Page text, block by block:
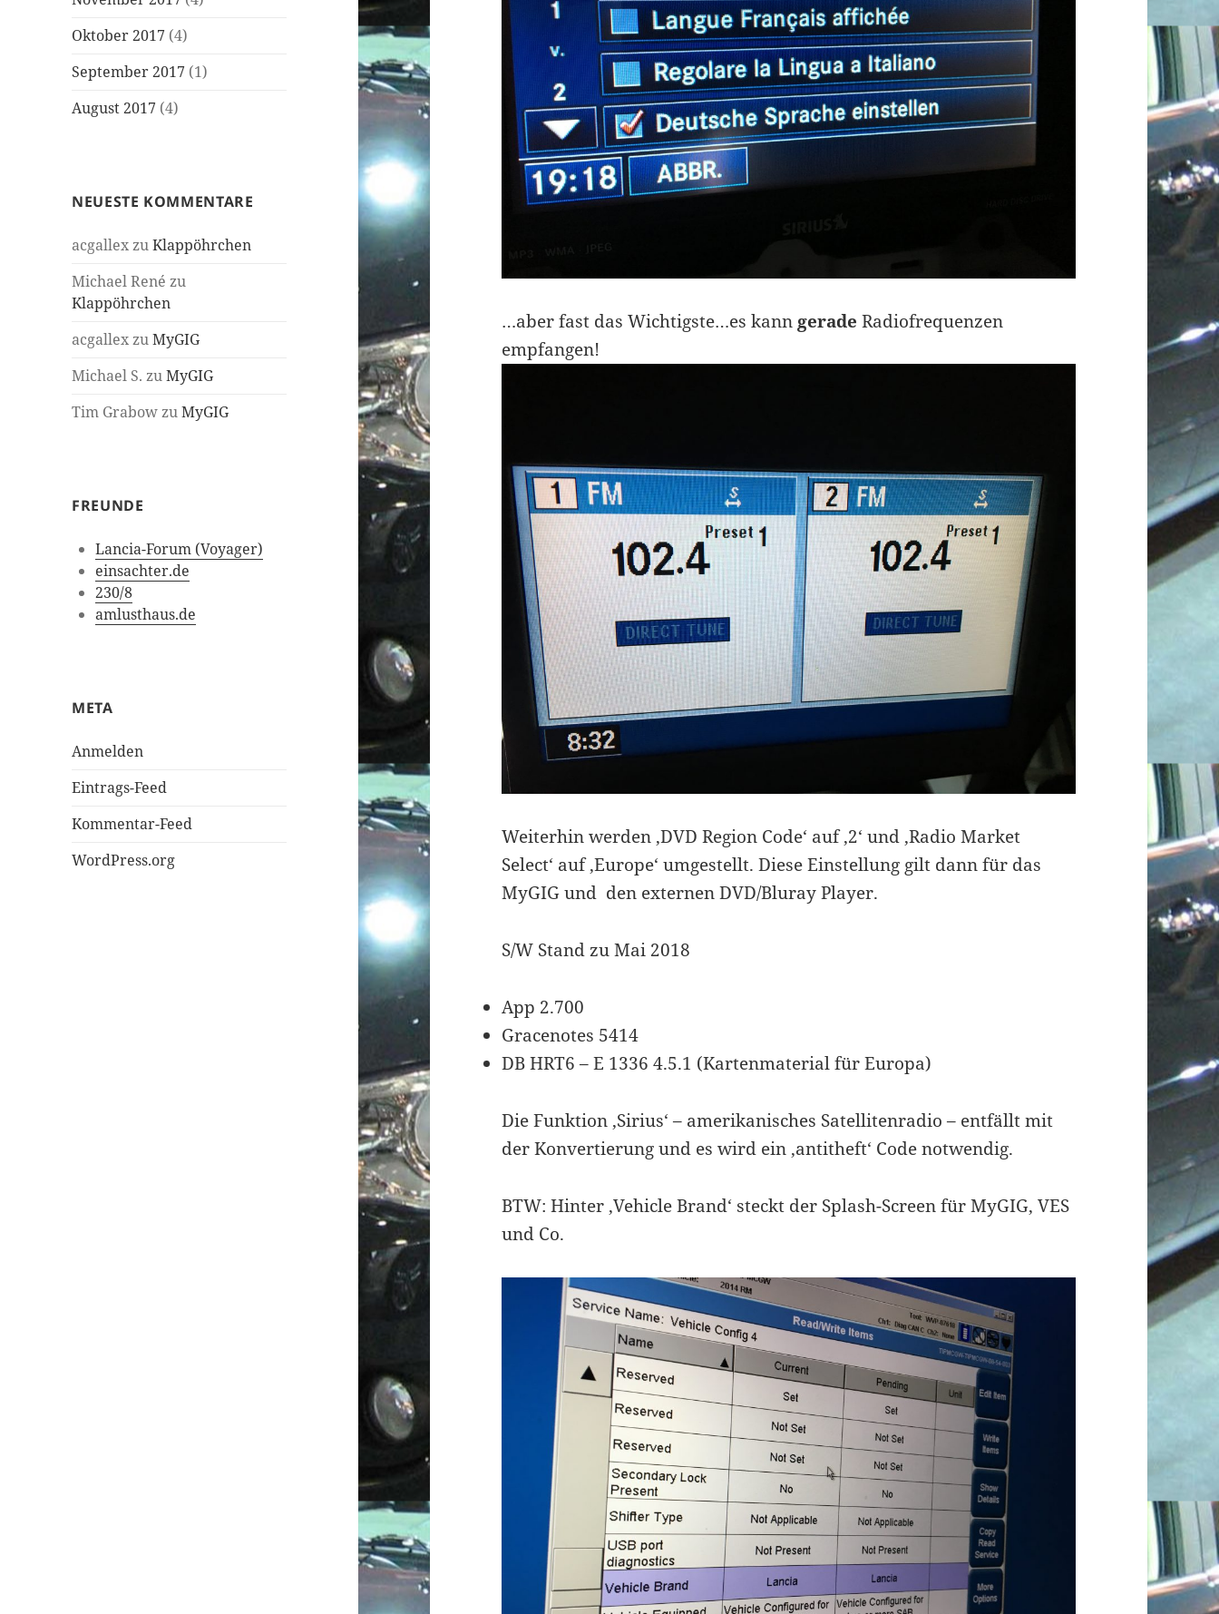
Oktober 2017 (4)
September 2017 (1)
August 2017 (4)
NEUESTE KOMMENTARE
acgallexzuKlappöhrchen
Michael René zu
Klappöhrchen
acgallexzuMyGIG
Michael S. zuMyGIG
Tim GrabowzuMyGIG
FREUNDE
Lancia-Forum (Voyager)
einsachter.de
230/8
amlusthaus.de
META
Anmelden
Eintrags-Feed
Kommentar-Feed
WordPress.org
…aber fast das Wichtigste…es kann gerade Radiofrequenzen
empfangen!
Weiterhin werden ‚DVD Region Code‘ auf ‚2‘ und ‚Radio Market
Select‘ auf ‚Europe‘ umgestellt. Diese Einstellung gilt dann für das
MyGIG und den externen DVD/Bluray Player.
S/W Stand zu Mai 2018
App 2.700
Gracenotes 5414
DB HRT6 – E 1336 4.5.1 (Kartenmaterial für Europa)
Die Funktion ‚Sirius‘ – amerikanisches Satellitenradio – entfällt mit
der Konvertierung und es wird ein ‚antitheft‘ Code notwendig.
BTW: Hinter ‚Vehicle Brand‘ steckt der Splash-Screen für MyGIG, VES
und Co.